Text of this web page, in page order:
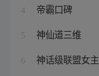
4 帝霸口碑
5 神仙道三维
6 神话级联盟女主